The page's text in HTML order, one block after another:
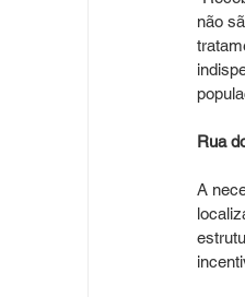
não
Rua
A